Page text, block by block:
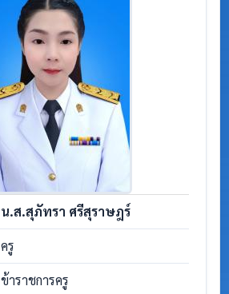
น.ส.สุภัทรา ศรีสุราษฎร์
ครู
ข้าราชการครู